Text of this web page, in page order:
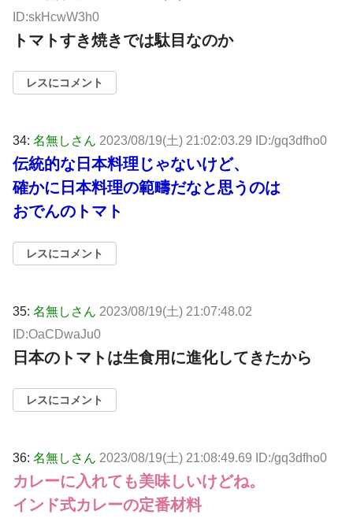
ID:skHcwW3h0
トマトすき焼きでは駄目なのか
レスにコメント
34: 名無しさん 2023/08/19(土) 21:02:03.29 ID:/gq3dfho0
伝統的な日本料理じゃないけど、
確かに日本料理の範疇だなと思うのは
おでんのトマト
レスにコメント
35: 名無しさん 2023/08/19(土) 21:07:48.02
ID:OaCDwaJu0
日本のトマトは生食用に進化してきたから
レスにコメント
36: 名無しさん 2023/08/19(土) 21:08:49.69 ID:/gq3dfho0
カレーに入れても美味しいけどね。
インド式カレーの定番材料